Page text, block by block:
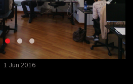
1 Jun 2016